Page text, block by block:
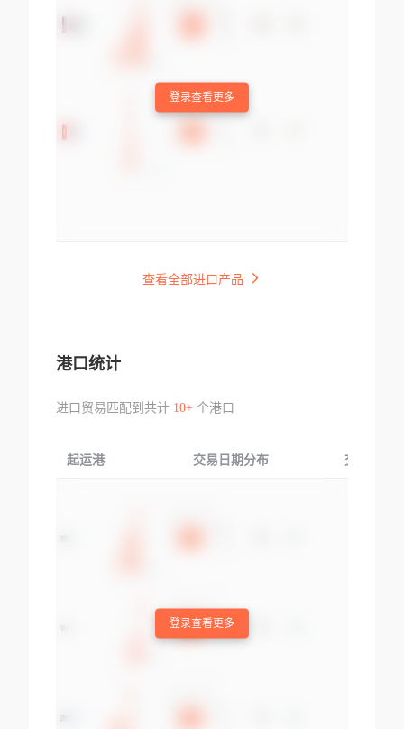
登录查看更多
查看全部进口产品
港口统计
进口贸易匹配到共计 10+个港口
起运港 交易日期分布 交易产品
登录查看更多